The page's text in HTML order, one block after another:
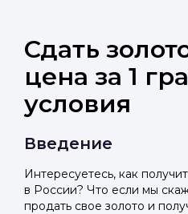
Сдать
цена за 1
условия
Введение
Интересуетесь, как
в России? Что если мы
продать свое золото и